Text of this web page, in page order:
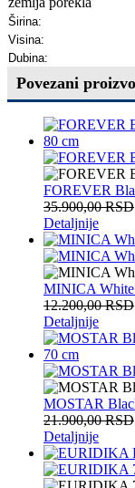
Širina:
Visina:
Dubina:
Povezani
FOREVER
35.900,00RSD
Detaljnije
MINICA White
12.200,00RSD
Detaljnije
MOSTAR
21.900,00RSD
Detaljnije